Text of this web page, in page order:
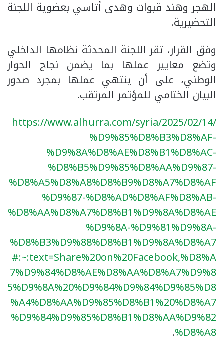
الهجر وهند قبوات وهدى أتاسي بعضوية اللجنة
التحضيرية.
وفق القرار، تقر اللجنة المحدثة نظامها الداخلي
وتضع معايير عملها بما يضمن نجاح الحوار
الوطني، على أن ينتهي عملها بمجرد صدور
البيان الختامي للمؤتمر المرتقب.
https://www.alhurra.com/syria/2025/02/14/
%D9%85%D8%B3%D8%AF-
%D9%8A%D8%AE%D8%B1%D8%AC-
%D8%B5%D9%85%D8%AA%D9%87-
%D8%A5%D8%A8%D8%B9%D8%A7%D8%AF
%D9%87-%D8%AD%D8%AF%D8%AB-
%D8%AA%D8%A7%D8%B1%D9%8A%D8%AE
%D9%8A-%D9%81%D9%8A-
%D8%B3%D9%88%D8%B1%D9%8A%D8%A7
#:~:text=Share%20on%20Facebook,%D8%A
7%D9%84%D8%AE%D8%AA%D8%A7%D9%8
5%D9%8A%20%D9%84%D9%84%D9%85%D8
%A4%D8%AA%D9%85%D8%B1%20%D8%A7
%D9%84%D9%85%D8%B1%D8%AA%D9%82
%D8%A8
.